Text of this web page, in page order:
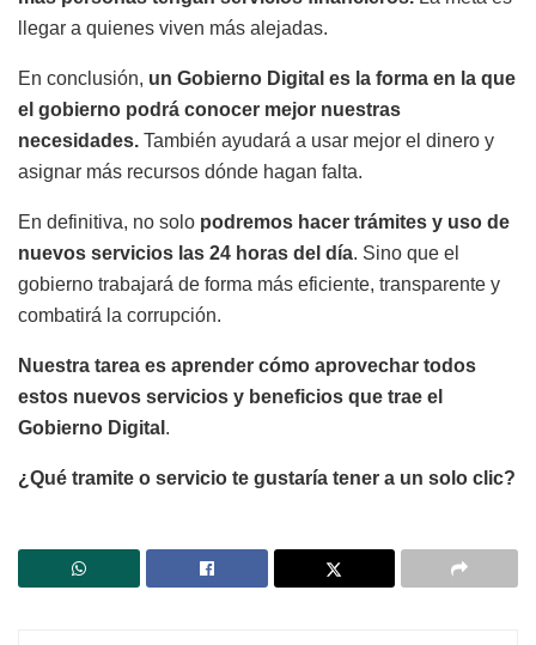
llegar a quienes viven más alejadas.
En conclusión, un Gobierno Digital es la forma en la que
el gobierno podrá conocer mejor nuestras
necesidades. También ayudará a usar mejor el dinero y
asignar más recursos dónde hagan falta.
En definitiva, no solo podremos hacer trámites y uso de
nuevos servicios las 24 horas del día. Sino que el
gobierno trabajará de forma más eficiente, transparente y
combatirá la corrupción.
Nuestra tarea es aprender cómo aprovechar todos
estos nuevos servicios y beneficios que trae el
Gobierno Digital .
¿Qué tramite o servicio te gustaría tener a un solo clic?